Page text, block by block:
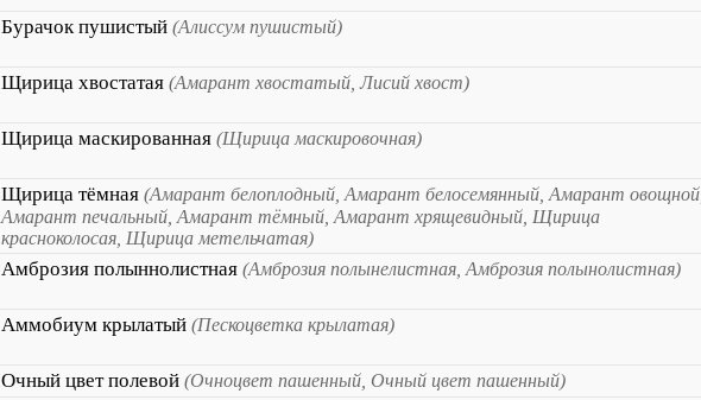
Бурачок пушистый (Алиссум пушистый)
Щирица хвостатая (Амарант хвостатый, Лисий хвост)
Щирица маскированная (Щирица маскировочная)
Щирица тёмная (Амарант белоплодный, Амарант белосемянный, Амарант овощной,
Амарант печальный, Амарант тёмный, Амарант хрящевидный, Щирица
красноколосая, Щирица метельчатая)
Амброзия полыннолистная (Амброзия полынелистная, Амброзия полынолистная)
Аммобиум крылатый (Пескоцветка крылатая)
Очный цвет полевой (Очноцвет пашенный, Очный цвет пашенный)